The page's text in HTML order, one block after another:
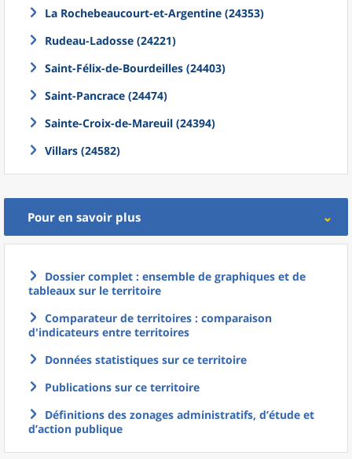
La Rochebeaucourt-et-Argentine (24353)
Rudeau-Ladosse (24221)
Saint-Félix-de-Bourdeilles (24403)
Saint-Pancrace (24474)
Sainte-Croix-de-Mareuil (24394)
Villars (24582)
Pour en savoir plus
Dossier complet : ensemble de graphiques et de
tableaux sur le territoire
Comparateur de territoires : comparaison
d'indicateurs entre territoires
Données statistiques sur ce territoire
Publications sur ce territoire
Définitions des zonages administratifs, d’étude et
d’action publique